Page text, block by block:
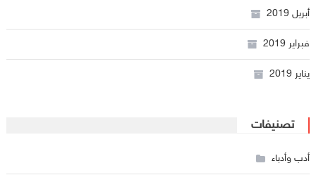
أبريل 2019
فبراير 2019
يناير 2019
تصنيفات
أدب وأدباء